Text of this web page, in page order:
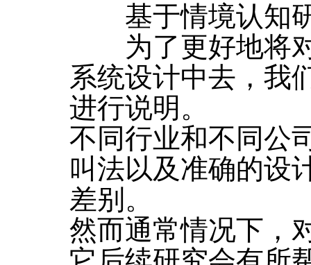
基于情境认知研
为了更好地将对
系统设计中去，我
进行说明。
不同行业和不同公
叫法以及准确的设
差别。
然而通常情况下，